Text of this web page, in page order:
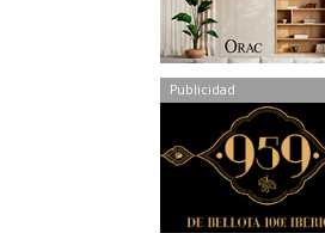
Publicidad